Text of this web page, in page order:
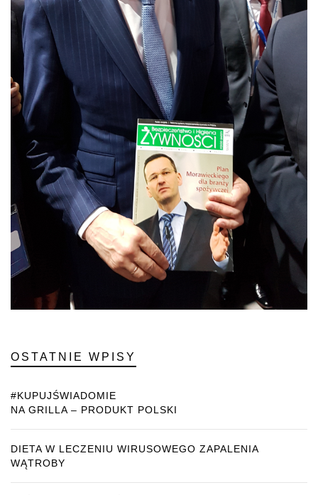
OSTATNIE WPISY
#KUPUJŚWIADOMIE
NA GRILLA – PRODUKT POLSKI
DIETA W LECZENIU WIRUSOWEGO ZAPALENIA
WĄTROBY